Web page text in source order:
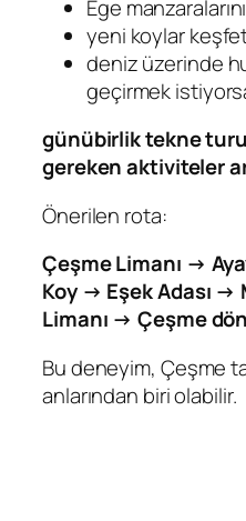
Ege
yeni koylar
deniz üzerinde
geçirmek
günübirlik tekne
gereken aktiviteler
Önerilen rota:
Çeşme Limanı →
Koy → Eşek Adası →
Limanı → Çeşme
Bu deneyim, Çeşme
anlarından biri olabilir.